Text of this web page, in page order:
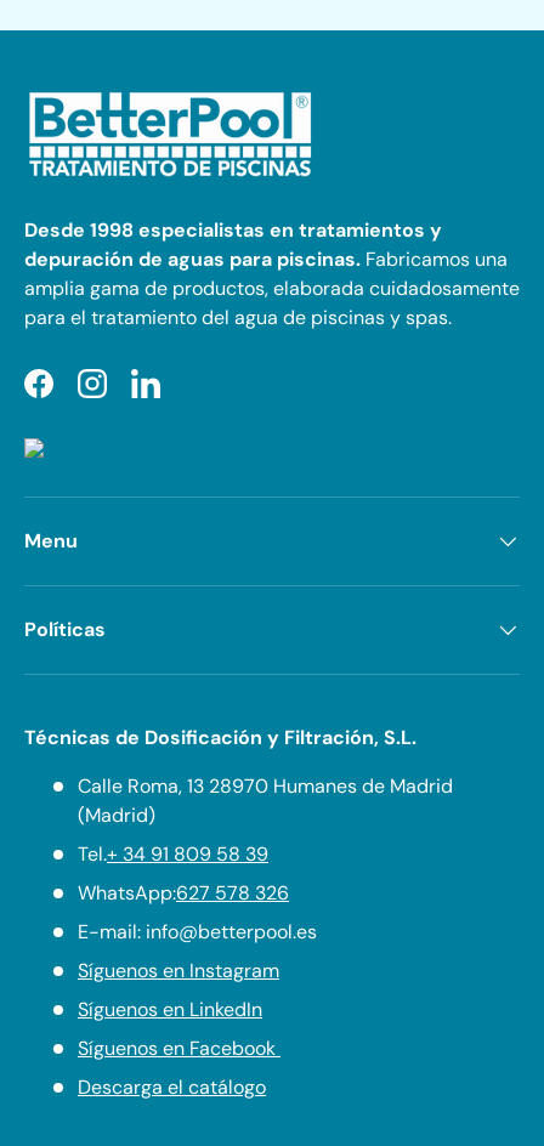
Desde 1998 especialistas en tratamientos y
depuración de aguas para piscinas. Fabricamos una
amplia gama de productos, elaborada cuidadosamente
para el tratamiento del agua de piscinas y spas.
FacebookInstagramLinkedIn
Menu
Políticas
Técnicas de Dosificación y Filtración, S.L.
Calle Roma, 13 28970 Humanes de Madrid
(Madrid)
Tel.+ 34 91 809 58 39
WhatsApp:627 578 326
E-mail: info@betterpool.es
Síguenos en Instagram
Síguenos en LinkedIn
Síguenos en Facebook
Descarga el catálogo